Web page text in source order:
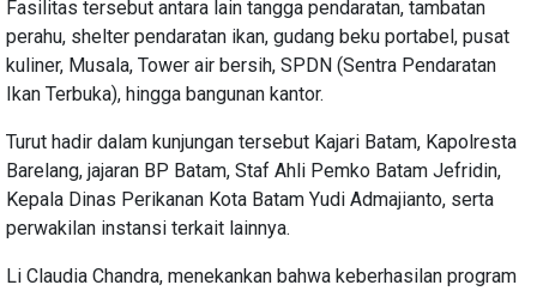
Fasilitas tersebut antara lain tangga pendaratan, tambatan
perahu, shelter pendaratan ikan, gudang beku portabel, pusat
kuliner, Musala, Tower air bersih, SPDN (Sentra Pendaratan
Ikan Terbuka), hingga bangunan kantor.
Turut hadir dalam kunjungan tersebut Kajari Batam, Kapolresta
Barelang, jajaran BP Batam, Staf Ahli Pemko Batam Jefridin,
Kepala Dinas Perikanan Kota Batam Yudi Admajianto, serta
perwakilan instansi terkait lainnya.
Li Claudia Chandra, menekankan bahwa keberhasilan program